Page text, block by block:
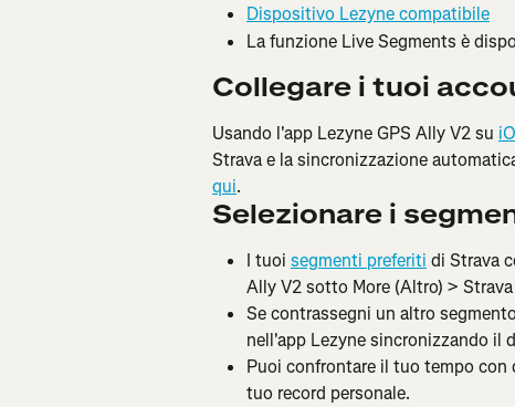
Dispositivo Lezyne compatibile
La funzione Live Segments è
Collegare i tuoi
Usando l'app Lezyne GPS Ally V2 su
Strava e la sincronizzazione
qui.
Selezionare i
I tuoi segmenti preferiti di Strava
Ally V2 sotto More (Altro) >
Se contrassegni un altro
nell'app Lezyne sincronizzando il
Puoi confrontare il tuo tempo con
tuo record personale.